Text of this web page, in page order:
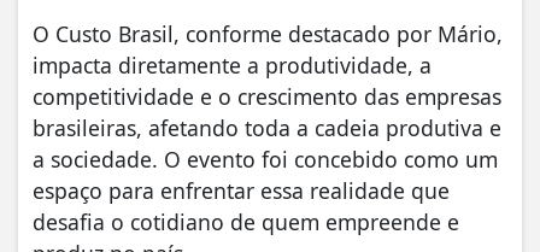
O Custo Brasil, conforme destacado por Mário,
impacta diretamente a produtividade, a
competitividade e o crescimento das empresas
brasileiras, afetando toda a cadeia produtiva e
a sociedade. O evento foi concebido como um
espaço para enfrentar essa realidade que
desafia o cotidiano de quem empreende e